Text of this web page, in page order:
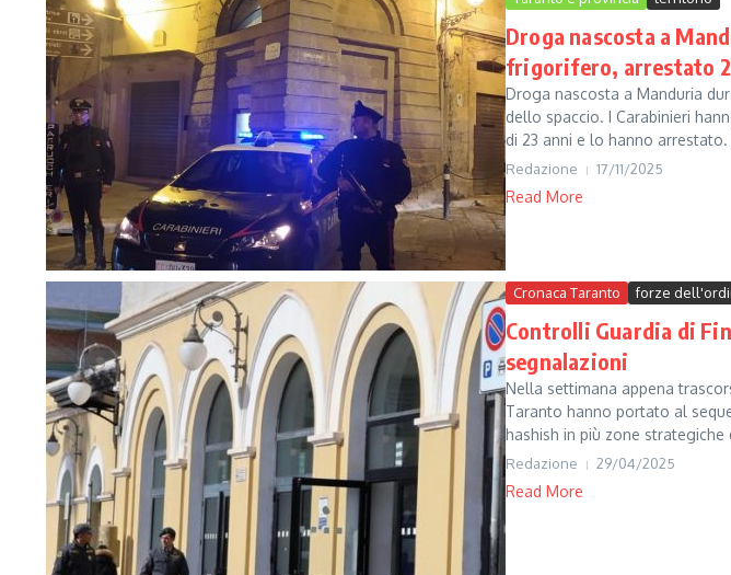
Droga nascosta a
frigorifero, arrestato
Droga nascosta a Manduria
dello spaccio. I Carabinieri
di 23 anni e lo hanno arrestato.
Redazione 17/11/2025
Read More
Cronaca Taranto forze
Controlli Guardia di
segnalazioni
Nella settimana appena
Taranto hanno portato al
hashish in più zone strategiche
Redazione 29/04/2025
Read More